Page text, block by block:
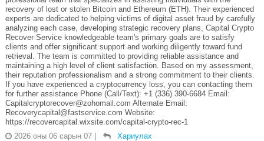
recovery of lost or stolen Bitcoin and Ethereum (ETH). Their experienced
experts are dedicated to helping victims of digital asset fraud by carefully
analyzing each case, developing strategic recovery plans, Capital Crypto
Recover Service knowledgeable team's primary goals are to satisfy
clients and offer significant support and working diligently toward fund
retrieval. The team is committed to providing reliable assistance and
maintaining a high level of client satisfaction. Based on my assessment,
their reputation professionalism and a strong commitment to their clients.
If you have experienced a cryptocurrency loss, you can contacting them
for further assistance Phone (Call/Text): +1 (336) 390-6684 Email:
Capitalcryptorecover@zohomail.com Alternate Email:
Recoverycapital@fastservice.com Website:
https://recovercapital.wixsite.com/capital-crypto-rec-1
2026 оны 06 сарын 07 | Хариулах